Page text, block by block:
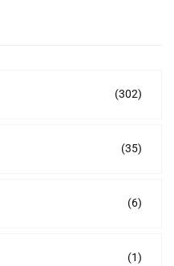
(302)
(35)
(6)
(1)